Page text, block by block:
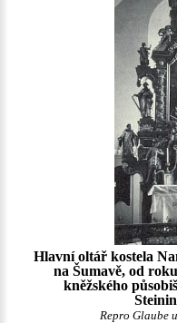
Hlavní oltář kostela
na Šumavě, od
kněžského
Repro Glaube